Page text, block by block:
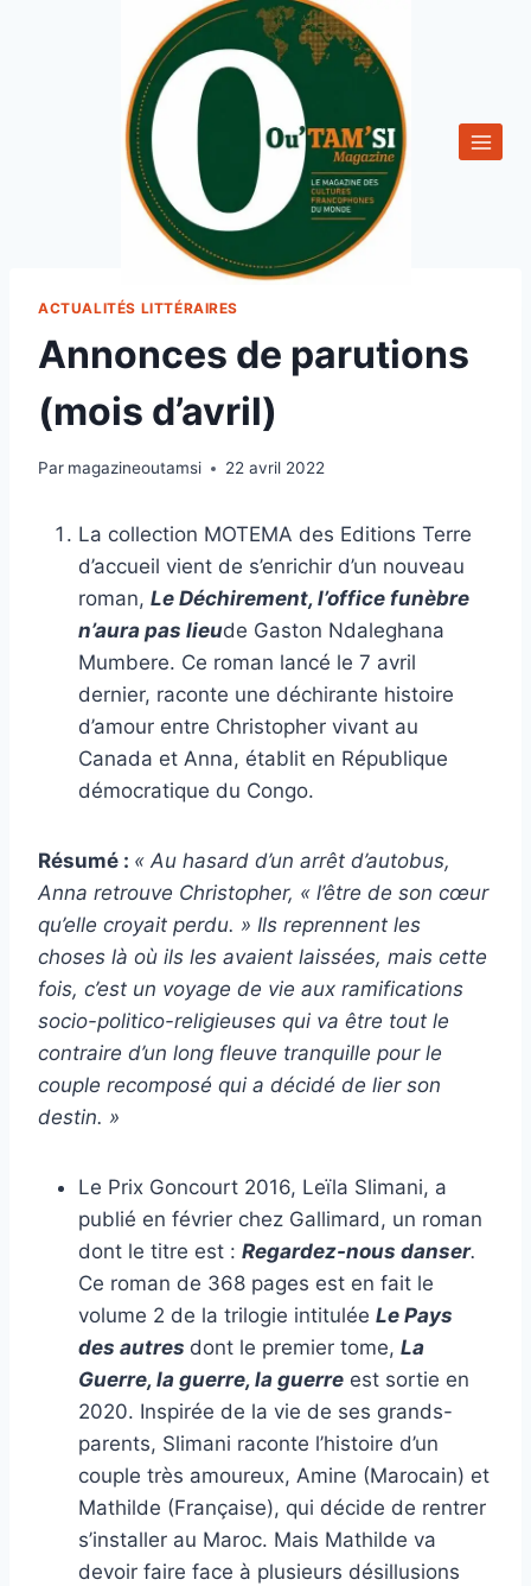
ACTUALITÉS LITTÉRAIRES
Annonces de parutions
(mois d’avril)
Par magazineoutamsi 22 avril 2022
La collection MOTEMA des Editions Terre
d’accueil vient de s’enrichir d’un nouveau
roman, Le Déchirement, l’office funèbre
n’aura pas lieude Gaston Ndaleghana
Mumbere. Ce roman lancé le 7 avril
dernier, raconte une déchirante histoire
d’amour entre Christopher vivant au
Canada et Anna, établit en République
démocratique du Congo.
Résumé : « Au hasard d’un arrêt d’autobus,
Anna retrouve Christopher, « l’être de son cœur
qu’elle croyait perdu. » Ils reprennent les
choses là où ils les avaient laissées, mais cette
fois, c’est un voyage de vie aux ramifications
socio-politico-religieuses qui va être tout le
contraire d’un long fleuve tranquille pour le
couple recomposé qui a décidé de lier son
destin. »
Le Prix Goncourt 2016, Leïla Slimani, a
publié en février chez Gallimard, un roman
dont le titre est : Regardez-nous danser.
Ce roman de 368 pages est en fait le
volume 2 de la trilogie intitulée Le Pays
des autres dont le premier tome, La
Guerre, la guerre, la guerre est sortie en
2020. Inspirée de la vie de ses grands-
parents, Slimani raconte l’histoire d’un
couple très amoureux, Amine (Marocain) et
Mathilde (Française), qui décide de rentrer
s’installer au Maroc. Mais Mathilde va
devoir faire face à plusieurs désillusions